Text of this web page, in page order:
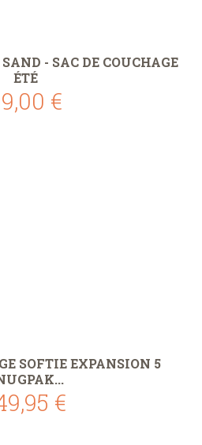
- SAC DE COUCHAGE
ÉTÉ
€
SOFTIE EXPANSION 5
€